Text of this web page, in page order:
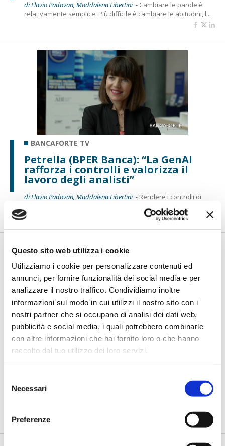
Questo sito web utilizza i cookie
Utilizziamo i cookie per personalizzare contenuti ed
annunci, per fornire funzionalità dei social media e per
analizzare il nostro traffico. Condividiamo inoltre
informazioni sul modo in cui utilizzi il nostro sito con i
nostri partner che si occupano di analisi dei dati web,
pubblicità e social media, i quali potrebbero combinarle
con altre informazioni che hai fornito loro o che hanno
raccolto dal tuo utilizzo dei loro servizi.
delNecessari
Preferenze
di Flavio Padovan, Maddalena Libertini - Cambiare le parole è
relativamente semplice. Più difficile è cambiare le abitudini, l...
BANCAFORTE TV
Petrella (BPER Banca): “La GenAI
rafforza i controlli e valorizza il
lavoro degli analisti”
di Flavio Padovan, Maddalena Libertini -Rendere i controlli di
secondo livello più strutturati, standardizzati e capaci di le...
BANCAFORTE TV
Fracassi (Multiply Group): "L’AI va
progettata dentro i processi,
di Flavio Padovan, Maddalena Libertini -
I proof of concept
realizzati con l'AI funzionano. Spesso sorprendono per la